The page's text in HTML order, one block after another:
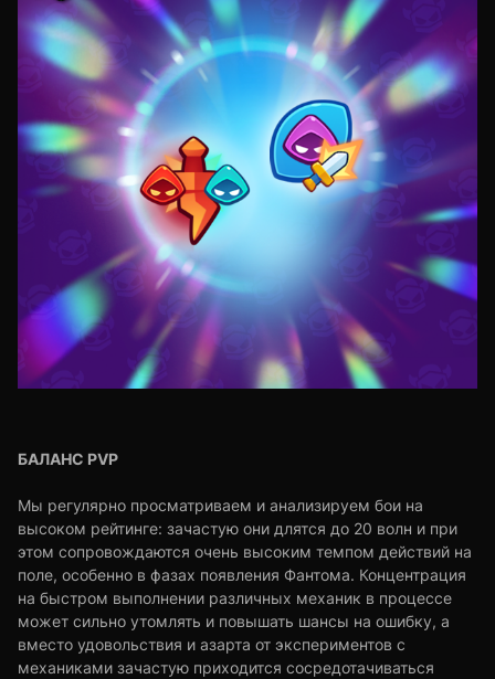
БАЛАНС PVP
Мы регулярно просматриваем и анализируем бои на
высоком рейтинге: зачастую они длятся до 20 волн и при
этом сопровождаются очень высоким темпом действий на
поле, особенно в фазах появления Фантома. Концентрация
на быстром выполнении различных механик в процессе
может сильно утомлять и повышать шансы на ошибку, а
вместо удовольствия и азарта от экспериментов с
механиками зачастую приходится сосредотачиваться